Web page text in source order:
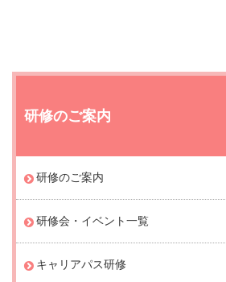
研修のご案内
研修のご案内
研修会・イベント一覧
キャリアパス研修